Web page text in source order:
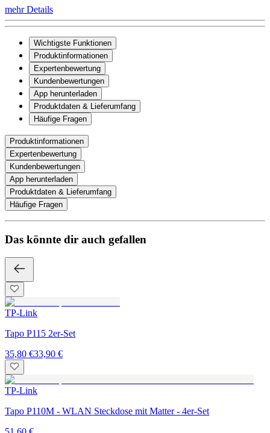
mehr Details
Wichtigste Funktionen
Produktinformationen
Expertenbewertung
Kundenbewertungen
App herunterladen
Produktdaten & Lieferumfang
Häufige Fragen
Produktinformationen
Expertenbewertung
Kundenbewertungen
App herunterladen
Produktdaten & Lieferumfang
Häufige Fragen
Das könnte dir auch gefallen
TP-Link
Tapo P115 2er-Set
35,80 €33,90 €
TP-Link
Tapo P110M - WLAN Steckdose mit Matter - 4er-Set